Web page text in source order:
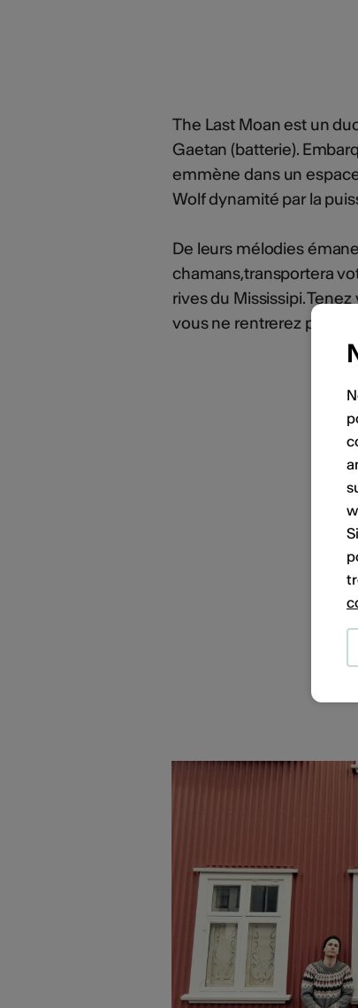
The Last Moan est un
Gaetan (batterie).
emmène dans un
Wolf dynamité par la
De leurs mélodies
chamans,transportera
rives du Mississipi.
vous ne rentrerez pas